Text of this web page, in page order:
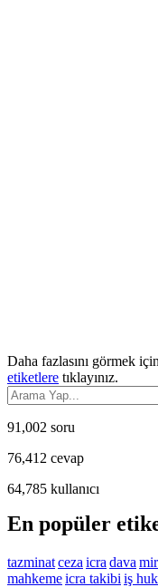
Daha fazlasını görmek
etiketlere tıklayınız.
91,002 soru
76,412 cevap
64,785 kullanıcı
En popüler
tazminatceza icra dava
mahkemeicra takibi iş